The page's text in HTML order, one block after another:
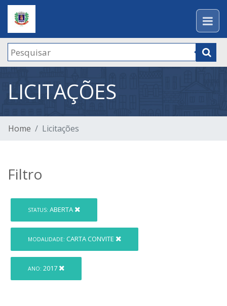
LICITAÇÕES
Home Licitações
Filtro
STATUS: ABERTA
MODALIDADE: CARTA CONVITE
ANO: 2017